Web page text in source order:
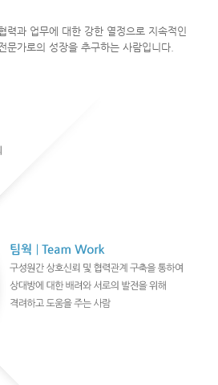
력과 업무에 대한 강한 열정으로 지속적인
가로의 성장을 추구하는 사람입니다.